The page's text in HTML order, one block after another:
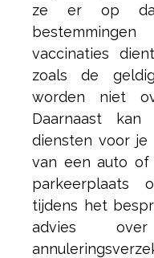
ze er op
vaccinaties
zoals de
worden niet
Daarnaast kan
diensten voor je
van een auto of
parkeerplaats
tijdens het
advies